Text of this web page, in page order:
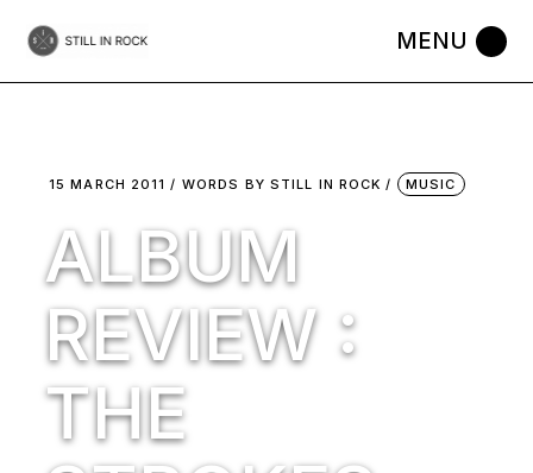
the
15 MARCH 2011 WORDS BY STILL IN ROCK MUSIC
ALBUM
REVIEW :
THE